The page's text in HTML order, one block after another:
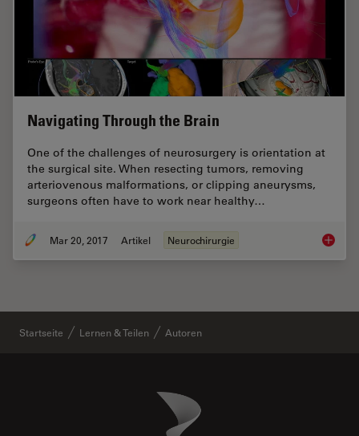
Navigating Through the Brain
One of the challenges of neurosurgery is orientation at
the surgical site. When resecting tumors, removing
arteriovenous malformations, or clipping aneurysms,
surgeons often have to work near healthy…
Mar 20, 2017 Artikel Neurochirurgie
Startseite Lernen & Teilen Autoren
Danaher Logo